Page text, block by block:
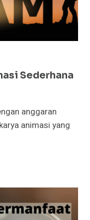
Sederhana
anggaran
animasi yang